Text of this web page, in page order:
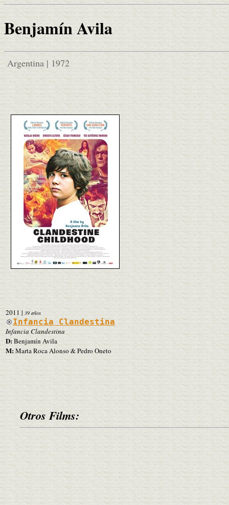
Benjamín Avila
Argentina | 1972
2011 | 39 años
Infancia Clandestina
Infancia Clandestina
D:Benjamín Avila
M:Marta Roca Alonso & Pedro Oneto
Otros Films: